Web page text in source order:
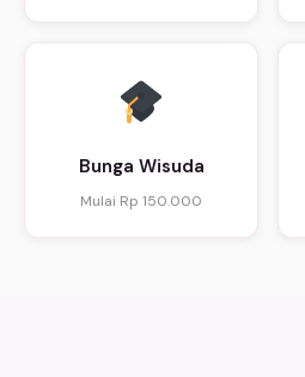
Bunga Wisuda
Mulai Rp 150.000